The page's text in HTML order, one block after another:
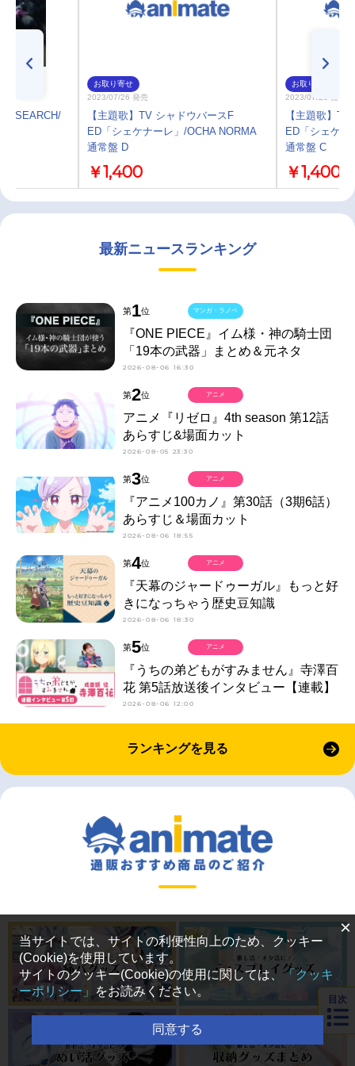
お取り寄せ
2023/07/26 発売
【主題歌】TV シャドウバースF
ED「シェケナーレ」/OCHA NORMA
通常盤 D
￥1,400
お取り寄せ
2023/07/26 発売
【主題歌】
ED「シェケナ
通常盤 C
￥1,400
最新ニュースランキング
第1位
『ONE PIECE』イム様・神の騎士団
「19本の武器」まとめ＆元ネタ
2026-08-06 16:30
マンガ・ラノベ
第2位
アニメ『リゼロ』4th season 第12話
あらすじ&場面カット
2026-08-05 23:30
アニメ
第3位
『アニメ100カノ』第30話（3期6話）
あらすじ＆場面カット
2026-08-06 18:55
アニメ
第4位
『天幕のジャードゥーガル』もっと好
きになっちゃう歴史豆知識
2026-08-06 18:30
アニメ
第5位
『うちの弟どもがすみません』寺澤百
花 第5話放送後インタビュー【連載】
2026-08-06 12:00
アニメ
ランキングを見る
目次
×
当サイトでは、サイトの利便性向上のため、クッキー
(Cookie)を使用しています。
サイトのクッキー(Cookie)の使用に関しては、 「クッキ
ーポリシー」
をお読みください。
同意する